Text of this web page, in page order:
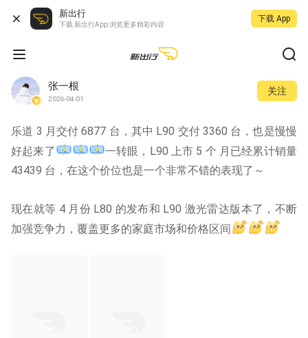
新出行
下载 新出行App 浏览更多精彩内容
下载 App
张一根
2026-04-01
关注
乐道 3 月交付 6877 台，其中 L90 交付 3360 台，也是慢慢
好起来了
一转眼，L90 上市 5 个 月已经累计销量
43439 台，在这个价位也是一个非常不错的表现了～
现在就等 4 月份 L80 的发布和 L90 激光雷达版本了，不断
加强竞争力，覆盖更多的家庭市场和价格区间